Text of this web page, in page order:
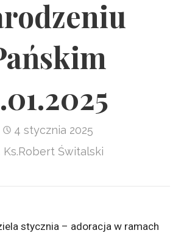
4 stycznia 2025
Ks.Robert Świtalski
stycznia – adoracja w ramach